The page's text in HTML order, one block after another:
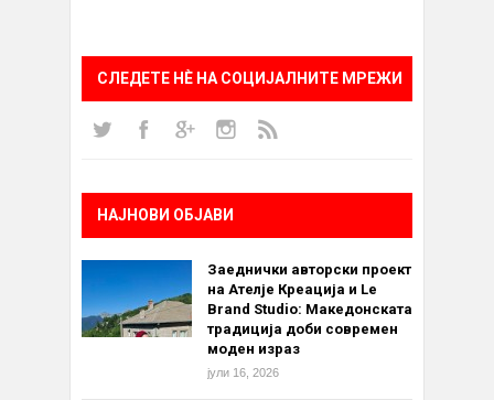
СЛЕДЕТЕ НÈ НА СОЦИЈАЛНИТЕ МРЕЖИ
НАЈНОВИ ОБЈАВИ
Заеднички авторски проект
на Ателје Креација и Le
Brand Studio: Македонската
традиција доби современ
моден израз
јули 16, 2026